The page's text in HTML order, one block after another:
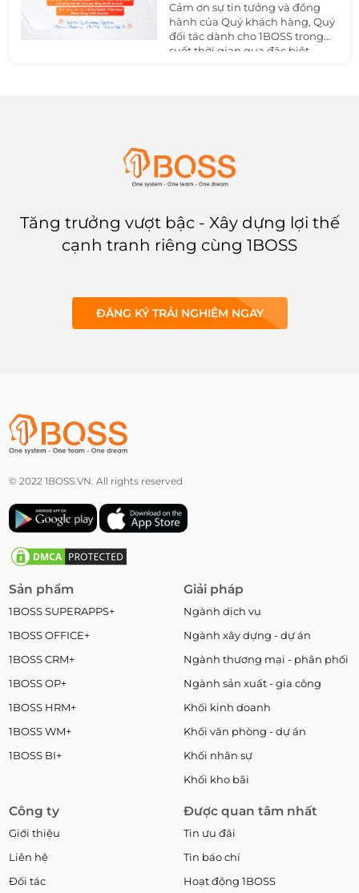
2024.
Cảm ơn sự tin tưởng và đồng
hành của Quý khách hàng, Quý
đối tác dành cho 1BOSS trong
suốt thời gian qua đặc biệt
Tăng trưởng vượt bậc - Xây dựng lợi thế
cạnh tranh riêng cùng 1BOSS
ĐĂNG KÝ TRẢI NGHIỆM NGAY
© 2022 1BOSS.VN. All rights reserved
Sản phẩm
1BOSS SUPERAPPS+
1BOSS OFFICE+
1BOSS CRM+
1BOSS OP+
1BOSS HRM+
1BOSS WM+
1BOSS BI+
Giải pháp
Ngành dịch vụ
Ngành xây dựng - dự án
Ngành thương mại - phân phối
Ngành sản xuất - gia công
Khối kinh doanh
Khối văn phòng - dự án
Khối nhân sự
Khối kho bãi
Công ty
Giới thiệu
Liên hệ
Đối tác
Được quan tâm nhất
Tin ưu đãi
Tin báo chí
Hoạt động 1BOSS